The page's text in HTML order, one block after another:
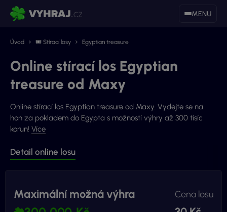
MENU
Úvod 🎟 Stírací losy Egyptian treasure
Online stírací los Egyptian
treasure od Maxy
Online stírací los Egyptian treasure od Maxy. Vydejte se na
hon za pokladem do Egypta s možností výhry až 300 tisíc
korun! Více
Detail online losu
Maximální možná výhra Cena losu